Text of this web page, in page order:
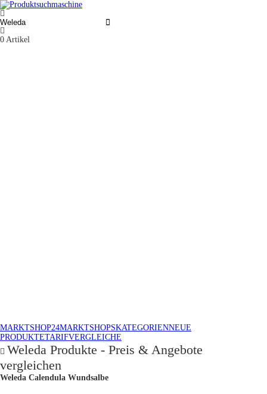
0 Artikel
MARKTSHOP24MARKTSHOPSKATEGORIENNEUE
PRODUKTETARIFVERGLEICHE
Weleda Produkte - Preis & Angebote
vergleichen
Weleda Calendula Wundsalbe